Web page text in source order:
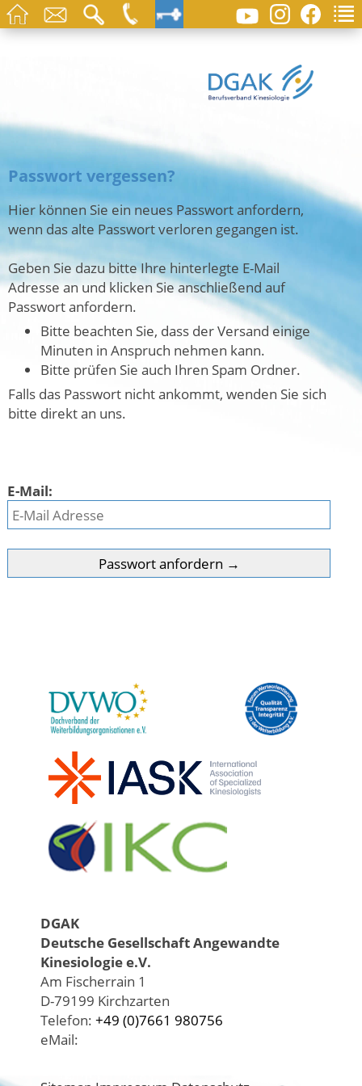
Passwort vergessen?
Hier können Sie ein neues Passwort anfordern,
wenn das alte Passwort verloren gegangen ist.
Geben Sie dazu bitte Ihre hinterlegte E-Mail
Adresse an und klicken Sie anschließend auf
Passwort anfordern.
Bitte beachten Sie, dass der Versand einige
Minuten in Anspruch nehmen kann.
Bitte prüfen Sie auch Ihren Spam Ordner.
Falls das Passwort nicht ankommt, wenden Sie sich
bitte direkt an uns.
E-Mail:
DGAK
Deutsche Gesellschaft Angewandte
Kinesiologie e.V.
Am Fischerrain 1
D-79199 Kirchzarten
Telefon: +49 (0)7661 980756
eMail: